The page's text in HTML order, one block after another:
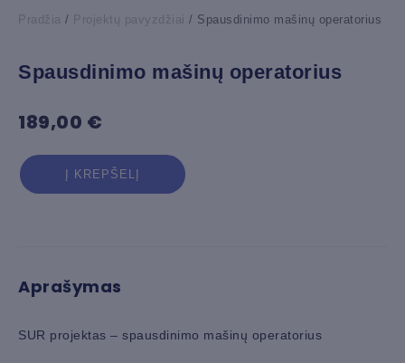
Pradžia / Projektų pavyzdžiai / Spausdinimo mašinų operatorius
Spausdinimo mašinų operatorius
189,00 €
produkto
kiekis:
Į KREPŠELĮ
Aprašymas
SUR projektas – spausdinimo mašinų operatorius